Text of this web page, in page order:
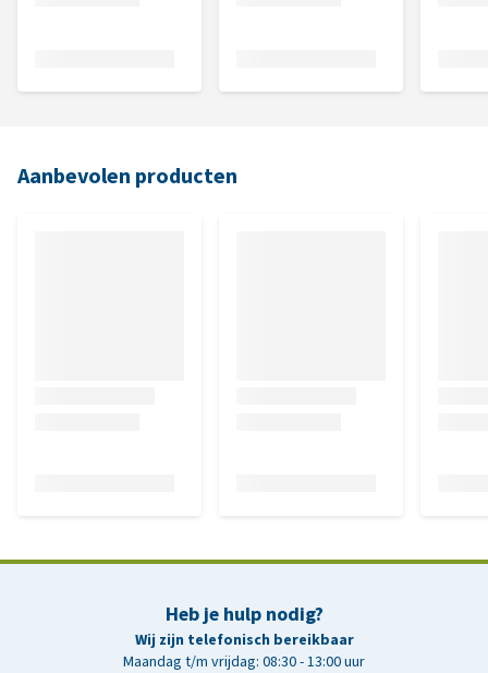
Aanbevolen producten
Heb je hulp nodig?
Wij zijn telefonisch bereikbaar
Maandag t/m vrijdag: 08:30 - 13:00 uur